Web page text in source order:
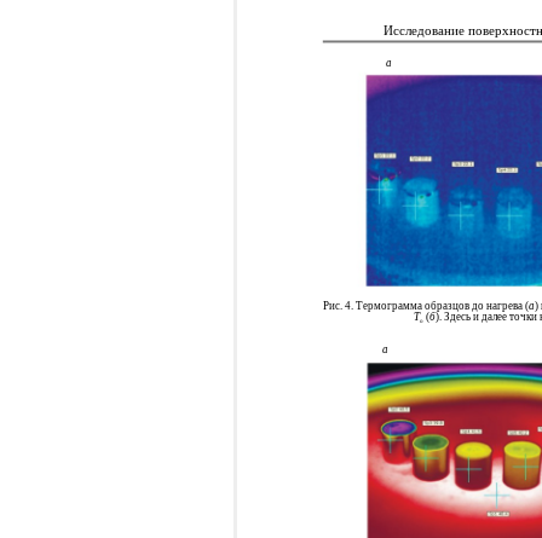
Исследование
а
Рис. 4. Термограмма образцов до нагрева (а)
To (б). Здесь и далее
а